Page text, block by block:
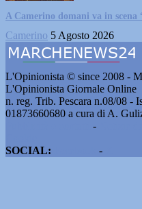
A Camerino domani va in scena
Camerino 5 Agosto 2026
L'Opinionista © since 2008 -
L'Opinionista Giornale Online
n. reg. Trib. Pescara n.08/08 -
01873660680 a cura di A.
-
SOCIAL:
-